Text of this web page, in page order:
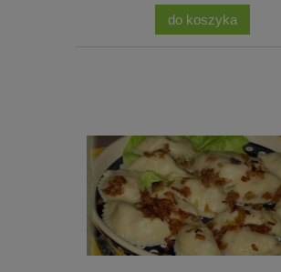
do koszyka